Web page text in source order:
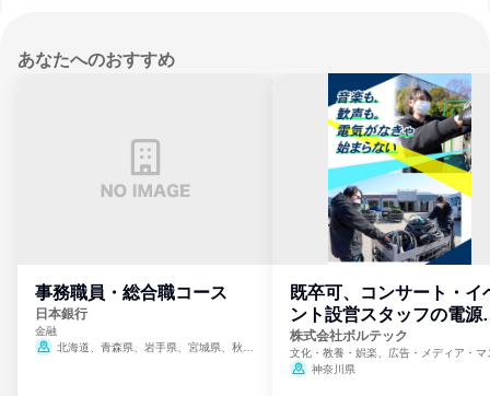
あなたへのおすすめ
事務職員・総合職コース
日本銀行
金融
北海道、青森県、岩手県、宮城県、秋田
既卒可、コンサート・イ
ント設営スタッフの電源
門
株式会社ボルテック
文化・教養・娯楽、広告・メディア・マ
ミ、電力・ガス・水道・エネルギー
神奈川県